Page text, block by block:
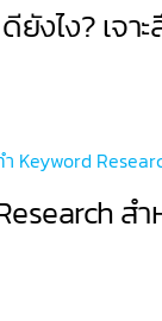
ดียังไง? เจ
ส